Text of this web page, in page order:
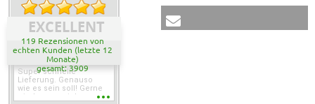
EXCELLENT
119 Rezensionen von
echten Kunden (letzte 12
Monate)
gesamt: 3909
Super schnelle
Lieferung. Genauso
wie es sein soll! Gerne
wieder wenn ich was